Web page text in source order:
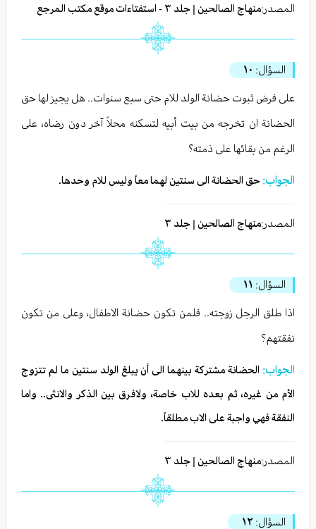
المصدر:منهاج الصالحين | جلد ٣ - استفتاءات موقع مكتب المرجع
السؤال: ١٠
على فرض ثبوت حضانة الولد للام حتى سبع سنوات.. هل يجيز لها حق
الحضانة ان تخرجه من بيت أبيه لتسكنه محلاً آخر دون رضاه، على
الرغم من بقائها على ذمته؟
الجواب: حق الحضانة الى سنتين لهما معاً وليس للام وحدها.
المصدر:منهاج الصالحين | جلد ٣
السؤال: ١١
اذا طلق الرجل زوجته.. فلمن تكون حضانة الاطفال، وعلى من تكون
نفقتهم؟
الجواب: الحضانة مشتركة بينهما الى أن يبلغ الولد سنتين ما لم تتزوج
الأم من غیره، ثم بعده للاب خاصة، ولافرق بين الذكر والانثى.. واما
النفقة فهي واجبة على الاب مطلقاً.
المصدر:منهاج الصالحين | جلد ٣
السؤال: ١٢